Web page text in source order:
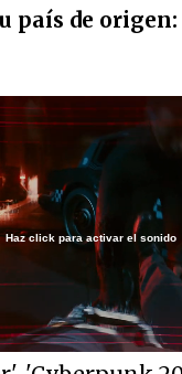
país de origen:
Unmute /
Haz click para activar el sonido